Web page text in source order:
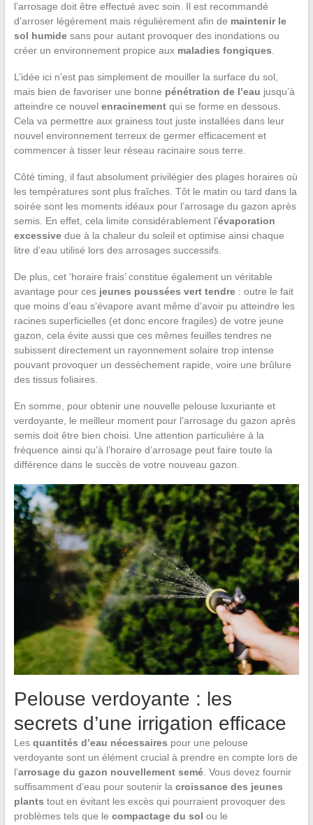
l’arrosage doit être effectué avec soin. Il est recommandé
d’arroser légèrement mais régulièrement afin de maintenir le
sol humidesans pour autant provoquer des inondations ou
créer un environnement propice aux maladies fongiques.
L’idée ici n’est pas simplement de mouiller la surface du sol,
mais bien de favoriser une bonne pénétration de l’eau jusqu’à
atteindre ce nouvel enracinementqui se forme en dessous.
Cela va permettre aux grainess tout juste installées dans leur
nouvel environnement terreux de germer efficacement et
commencer à tisser leur réseau racinaire sous terre.
Côté timing, il faut absolument privilégier des plages horaires où
les températures sont plus fraîches. Tôt le matin ou tard dans la
soirée sont les moments idéaux pour l’arrosage du gazon après
semis. En effet, cela limite considérablement l’évaporation
excessivedue à la chaleur du soleil et optimise ainsi chaque
litre d’eau utilisé lors des arrosages successifs.
De plus, cet ‘horaire frais’ constitue également un véritable
avantage pour ces jeunes poussées vert tendre: outre le fait
que moins d’eau s’évapore avant même d’avoir pu atteindre les
racines superficielles (et donc encore fragiles) de votre jeune
gazon, cela évite aussi que ces mêmes feuilles tendres ne
subissent directement un rayonnement solaire trop intense
pouvant provoquer un dessèchement rapide, voire une brûlure
des tissus foliaires.
En somme, pour obtenir une nouvelle pelouse luxuriante et
verdoyante, le meilleur moment pour l’arrosage du gazon après
semis doit être bien choisi. Une attention particulière à la
fréquence ainsi qu’à l’horaire d’arrosage peut faire toute la
différence dans le succès de votre nouveau gazon.
Pelouse verdoyante : les
secrets d’une irrigation efficace
Les quantités d’eau nécessaires pour une pelouse
verdoyante sont un élément crucial à prendre en compte lors de
l’arrosage du gazon nouvellement semé. Vous devez fournir
suffisamment d’eau pour soutenir la croissance des jeunes
plants tout en évitant les excès qui pourraient provoquer des
problèmes tels que le compactage du sol ou le